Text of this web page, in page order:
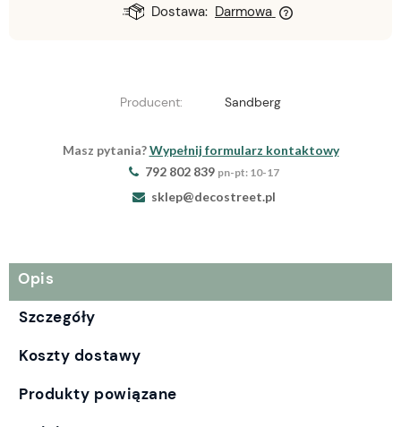
Dostawa: Darmowa
Producent: Sandberg
Masz pytania?Wypełnij formularz kontaktowy
792 802 839 pn-pt: 10-17
sklep@decostreet.pl
Opis
Szczegóły
Koszty dostawy
Produkty powiązane